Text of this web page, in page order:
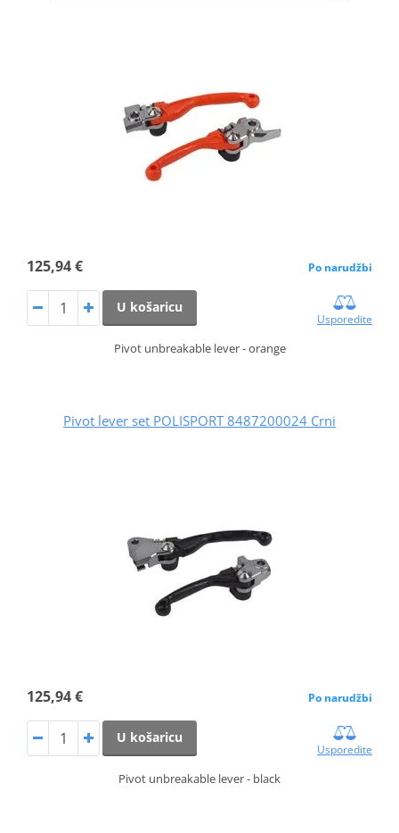
125,94 € Po narudžbi
U košaricu
Usporedite
Pivot unbreakable lever - orange
Pivot lever set POLISPORT 8487200024 Crni
125,94 € Po narudžbi
U košaricu
Usporedite
Pivot unbreakable lever - black